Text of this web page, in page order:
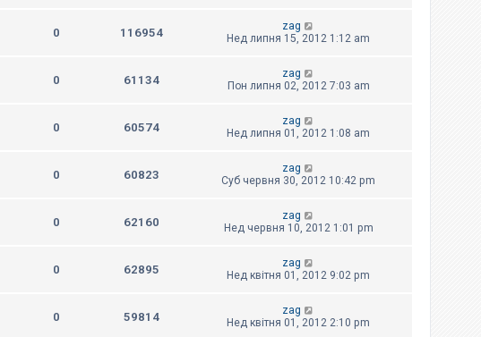
0 116954
zag
Нед липня 15, 2012 1:12 am
0 61134
zag
Пон липня 02, 2012 7:03 am
0 60574
zag
Нед липня 01, 2012 1:08 am
0 60823
zag
Суб червня 30, 2012 10:42 pm
0 62160
zag
Нед червня 10, 2012 1:01 pm
0 62895
zag
Нед квітня 01, 2012 9:02 pm
0 59814
zag
Нед квітня 01, 2012 2:10 pm